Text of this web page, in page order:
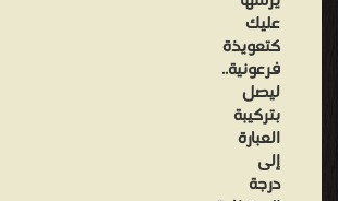
عليك
كتعويذة
فرعونية..
ليصل
بتركيبة
العبارة
إلى
درجة